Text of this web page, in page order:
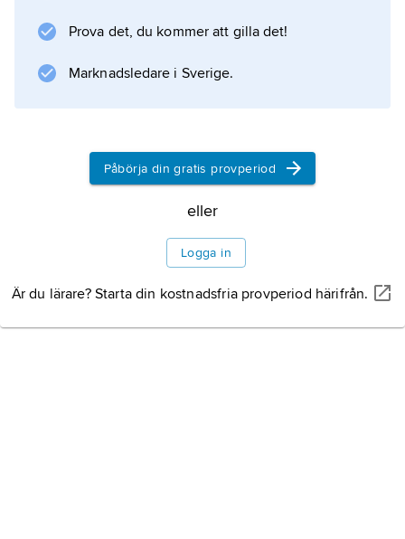
Prova det, du kommer att gilla det!
Marknadsledare i Sverige.
Påbörja din gratis provperiod
eller
Logga in
Är du lärare? Starta din kostnadsfria provperiod härifrån.